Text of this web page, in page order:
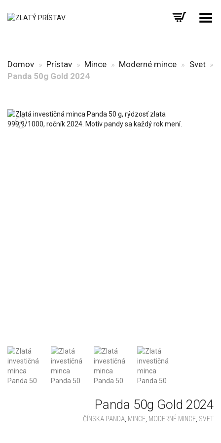
Prepnúť menu
Domov » Prístav » Mince » Moderné mince » Svet»
Panda 50g Gold 2024
+
Panda 50g Gold 2024
ČÍNSKA PANDA MINCE MODERNÉ MINCE SVET